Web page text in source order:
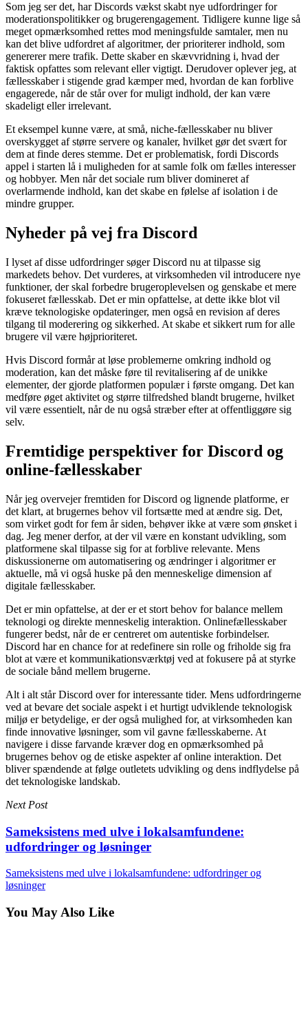
Som jeg ser det, har Discords vækst skabt nye udfordringer for
moderationspolitikker og brugerengagement. Tidligere kunne lige så
meget opmærksomhed rettes mod meningsfulde samtaler, men nu
kan det blive udfordret af algoritmer, der prioriterer indhold, som
genererer mere trafik. Dette skaber en skævvridning i, hvad der
faktisk opfattes som relevant eller vigtigt. Derudover oplever jeg, at
fællesskaber i stigende grad kæmper med, hvordan de kan forblive
engagerede, når de står over for muligt indhold, der kan være
skadeligt eller irrelevant.
Et eksempel kunne være, at små, niche-fællesskaber nu bliver
overskygget af større servere og kanaler, hvilket gør det svært for
dem at finde deres stemme. Det er problematisk, fordi Discords
appel i starten lå i muligheden for at samle folk om fælles interesser
og hobbyer. Men når det sociale rum bliver domineret af
overlarmende indhold, kan det skabe en følelse af isolation i de
mindre grupper.
Nyheder på vej fra Discord
I lyset af disse udfordringer søger Discord nu at tilpasse sig
markedets behov. Det vurderes, at virksomheden vil introducere nye
funktioner, der skal forbedre brugeroplevelsen og genskabe et mere
fokuseret fællesskab. Det er min opfattelse, at dette ikke blot vil
kræve teknologiske opdateringer, men også en revision af deres
tilgang til moderering og sikkerhed. At skabe et sikkert rum for alle
brugere vil være højprioriteret.
Hvis Discord formår at løse problemerne omkring indhold og
moderation, kan det måske føre til revitalisering af de unikke
elementer, der gjorde platformen populær i første omgang. Det kan
medføre øget aktivitet og større tilfredshed blandt brugerne, hvilket
vil være essentielt, når de nu også stræber efter at offentliggøre sig
selv.
Fremtidige perspektiver for Discord og
online-fællesskaber
Når jeg overvejer fremtiden for Discord og lignende platforme, er
det klart, at brugernes behov vil fortsætte med at ændre sig. Det,
som virket godt for fem år siden, behøver ikke at være som ønsket i
dag. Jeg mener derfor, at der vil være en konstant udvikling, som
platformene skal tilpasse sig for at forblive relevante. Mens
diskussionerne om automatisering og ændringer i algoritmer er
aktuelle, må vi også huske på den menneskelige dimension af
digitale fællesskaber.
Det er min opfattelse, at der er et stort behov for balance mellem
teknologi og direkte menneskelig interaktion. Onlinefællesskaber
fungerer bedst, når de er centreret om autentiske forbindelser.
Discord har en chance for at redefinere sin rolle og friholde sig fra
blot at være et kommunikationsværktøj ved at fokusere på at styrke
de sociale bånd mellem brugerne.
Alt i alt står Discord over for interessante tider. Mens udfordringerne
ved at bevare det sociale aspekt i et hurtigt udviklende teknologisk
miljø er betydelige, er der også mulighed for, at virksomheden kan
finde innovative løsninger, som vil gavne fællesskaberne. At
navigere i disse farvande kræver dog en opmærksomhed på
brugernes behov og de etiske aspekter af online interaktion. Det
bliver spændende at følge outletets udvikling og dens indflydelse på
det teknologiske landskab.
Next Post
Sameksistens med ulve i lokalsamfundene:
udfordringer og løsninger
Sameksistens med ulve i lokalsamfundene: udfordringer og
løsninger
You May Also Like